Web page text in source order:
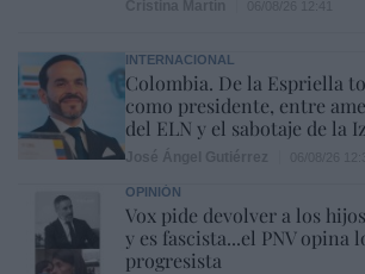
INTERNACIONAL
Colombia. De la Espriella
como presidente, entre
del ELN y el sabotaje de la
OPINIÓN
Vox pide devolver a los
y es fascista...el PNV opina
progresista